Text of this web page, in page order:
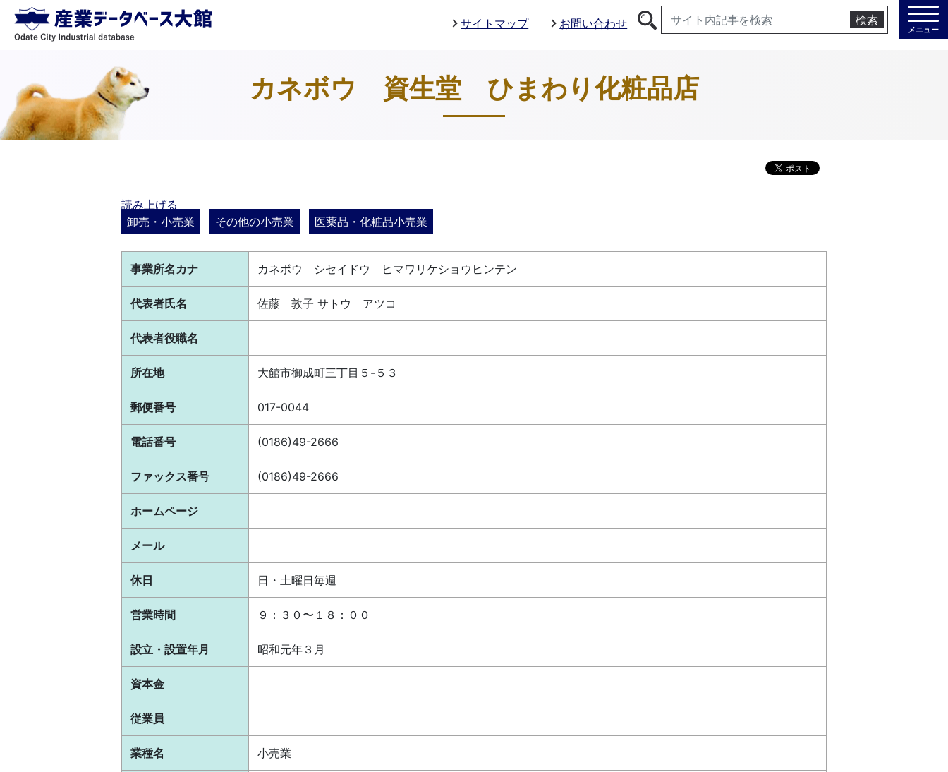
サイトマップ お問い合わせ 検索
メニュー
カネボウ 資生堂 ひまわり化粧品店
読み上げる
卸売・小売業
その他の小売業 医薬品・化粧品小売業
事業所名カナ カネボウ シセイドウ ヒマワリケショウヒンテン
代表者氏名 佐藤 敦子 サトウ アツコ
代表者役職名
所在地 大館市御成町三丁目５-５３
郵便番号 017-0044
電話番号 (0186)49-2666
ファックス番号 (0186)49-2666
ホームページ
メール
休日 日・土曜日毎週
営業時間 ９：３０〜１８：００
設立・設置年月 昭和元年３月
資本金
従業員
業種名 小売業